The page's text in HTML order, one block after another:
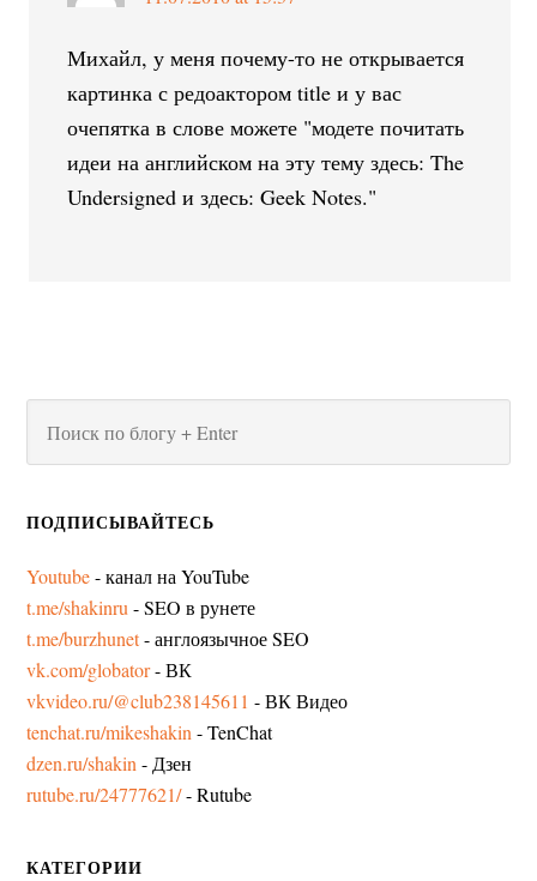
Михайл, у меня почему-то не открывается
картинка с редоактором title и у вас
очепятка в слове можете "модете почитать
идеи на английском на эту тему здесь: The
Undersigned и здесь: Geek Notes."
ПОДПИСЫВАЙТЕСЬ
Youtube- канал на YouTube
t.me/shakinru - SEO в рунете
t.me/burzhunet- англоязычное SEO
vk.com/globator- ВК
vkvideo.ru/@club238145611 - ВК Видео
tenchat.ru/mikeshakin - TenChat
dzen.ru/shakin - Дзен
rutube.ru/24777621/- Rutube
КАТЕГОРИИ